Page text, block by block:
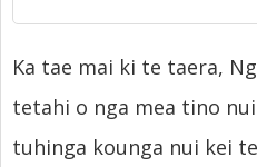
Ka tae mai ki te taera,
tetahi o nga mea tino
tuhinga kounga nui kei